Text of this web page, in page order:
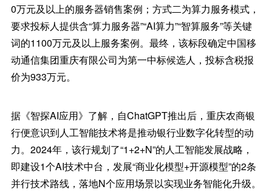
0万元及以上的服务器销售案例；方式二为算力服务模式，
要求投标人提供含“算力服务器”“AI算力”“智算服务”等关键
词的1100万元及以上服务案例。最终，该标段确定中国移
动通信集团重庆有限公司为第一中标候选人，投标含税报
价为933万元。
据《智探AI应用》了解，自ChatGPT推出后，重庆农商银
行便意识到人工智能技术将是推动银行业数字化转型的动
力。2024年，该行规划了“1+2+N”的人工智能发展战略，
即建设1个AI技术中台，发展“商业化模型+开源模型”的2条
并行技术路线，落地N个应用场景以实现业务智能化升级。